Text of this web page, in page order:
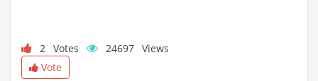
2 Votes 24697 Views
Vote